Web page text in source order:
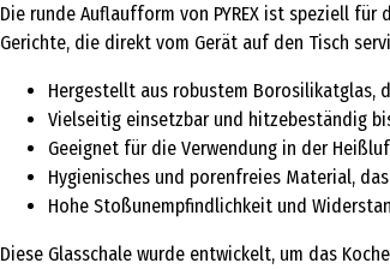
Die runde Auflaufform von PYREX ist speziell
Gerichte, die direkt vom Gerät auf den Tisch
Hergestellt aus robustem Borosilikatglas,
Vielseitig einsetzbar und hitzebeständig
Geeignet für die Verwendung in der
Hygienisches und porenfreies Material,
Hohe Stoßunempfindlichkeit und
Diese Glasschale wurde entwickelt, um das